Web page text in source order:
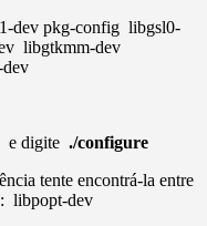
dev pkg-config libgsl0-
libgtkmm-dev
e digite ./configure
tente encontrá-la entre
libpopt-dev